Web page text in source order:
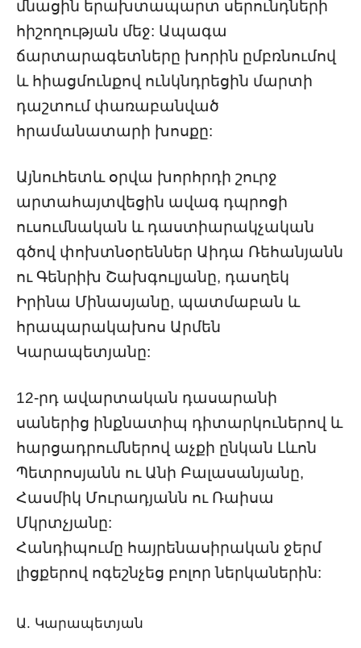
մնացին երախտապարտ սերունդների
հիշողության մեջ: Ապագա
ճարտարագետները խորին ըմբռնումով
և հիացմունքով ունկնդրեցին մարտի
դաշտում փառաբանված
հրամանատարի խոսքը:
Այնուհետև օրվա խորհրդի շուրջ
արտահայտվեցին ավագ դպրոցի
ուսումնական և դաստիարակչական
գծով փոխտնօրեններ Աիդա Ռեհանյանն
ու Գենրիխ Շախգուլյանը, դասղեկ
Իրինա Մինասյանը, պատմաբան և
հրապարակախոս Արմեն
Կարապետյանը:
12-րդ ավարտական դասարանի
սաներից ինքնատիպ դիտարկուներով և
հարցադրումներով աչքի ընկան Լևոն
Պետրոսյանն ու Անի Բալասանյանը,
Հասմիկ Մուրադյանն ու Ռաիսա
Մկրտչյանը:
Հանդիպումը հայրենասիրական ջերմ
լիցքերով ոգեշնչեց բոլոր ներկաներին:
Ա. Կարապետյան